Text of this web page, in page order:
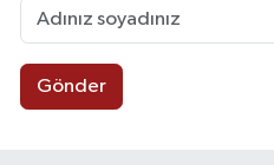
Gönder